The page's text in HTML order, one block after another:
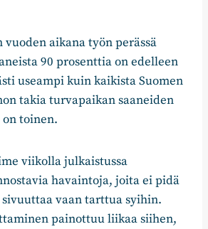
aikana työn perässä
90 prosenttia on edelleen
useampi kuin kaikista Suomen
takia turvapaikan saaneiden
toinen.
viikolla julkaistussa
havaintoja, joita ei pidä
vaan tarttua syihin.
painottuu liikaa siihen,